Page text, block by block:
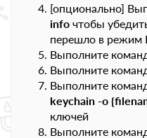
[опционально]
info чтобы
перешло в режим
Выполните
Выполните
Выполните
keychain -o
ключей
Выполните